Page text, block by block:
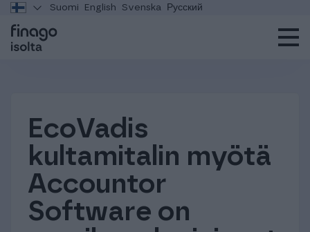
Suomi English Svenska Русский
EcoVadis
kultamitalin myötä
Accountor
Software on